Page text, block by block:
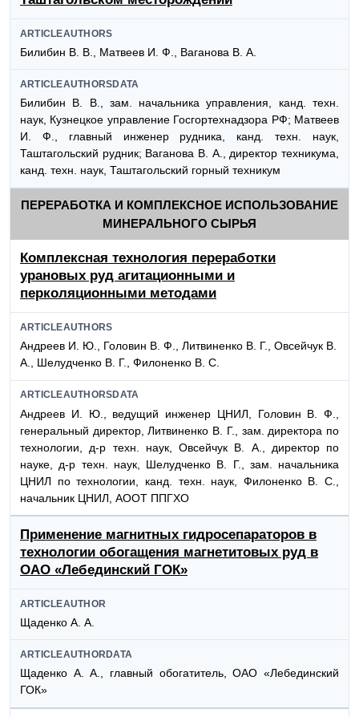
ARTICLEAUTHORS
Билибин В. В., Матвеев И. Ф., Ваганова В. А.
ARTICLEAUTHORSDATA
Билибин В. В., зам. начальника управления, канд. техн.
наук, Кузнецкое управление Госгортехнадзора РФ; Матвеев
И. Ф., главный инженер рудника, канд. техн. наук,
Таштагольский рудник; Ваганова В. А., директор техникума,
канд. техн. наук, Таштагольский горный техникум
ПЕРЕРАБОТКА И КОМПЛЕКСНОЕ ИСПОЛЬЗОВАНИЕ
МИНЕРАЛЬНОГО СЫРЬЯ
Комплексная технология переработки
урановых руд агитационными и
перколяционными методами
ARTICLEAUTHORS
Андреев И. Ю., Головин В. Ф., Литвиненко В. Г., Овсейчук В.
А., Шелудченко В. Г., Филоненко В. С.
ARTICLEAUTHORSDATA
Андреев И. Ю., ведущий инженер ЦНИЛ, Головин В. Ф.,
генеральный директор, Литвиненко В. Г., зам. директора по
технологии, д-р техн. наук, Овсейчук В. А., директор по
науке, д-р техн. наук, Шелудченко В. Г., зам. начальника
ЦНИЛ по технологии, канд. техн. наук, Филоненко В. С.,
начальник ЦНИЛ, АООТ ППГХО
Применение магнитных гидросепараторов в
технологии обогащения магнетитовых руд в
ОАО «Лебединский ГОК»
ARTICLEAUTHOR
Щаденко А. А.
ARTICLEAUTHORDATA
Щаденко А. А., главный обогатитель, ОАО «Лебединский
ГОК»